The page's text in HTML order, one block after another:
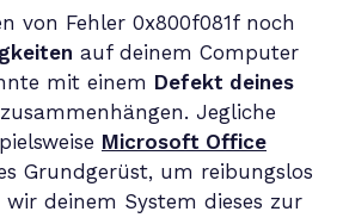
von Fehler 0x800f081f noch
auf deinem Computer
mit einem Defekt deines
zusammenhängen. Jegliche
Microsoft Office
Grundgerüst, um reibungslos
deinem System dieses zur